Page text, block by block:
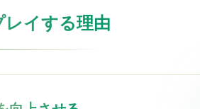
イする理由